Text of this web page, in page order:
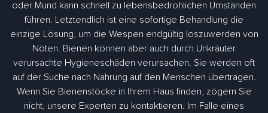
oder Mund kann schnell zu lebensbedrohlichen Umständen
führen. Letztendlich ist eine sofortige Behandlung die
einzige Lösung, um die Wespen endgültig loszuwerden von
Nöten. Bienen können aber auch durch Unkräuter
verursachte Hygieneschäden verursachen. Sie werden oft
auf der Suche nach Nahrung auf den Menschen übertragen.
Wenn Sie Bienenstöcke in Ihrem Haus finden, zögern Sie
nicht, unsere Experten zu kontaktieren. Im Falle eines